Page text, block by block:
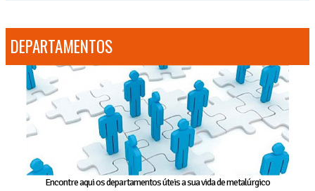
DEPARTAMENTOS
Encontre aqui os departamentos úteis a sua vida de metalúrgico